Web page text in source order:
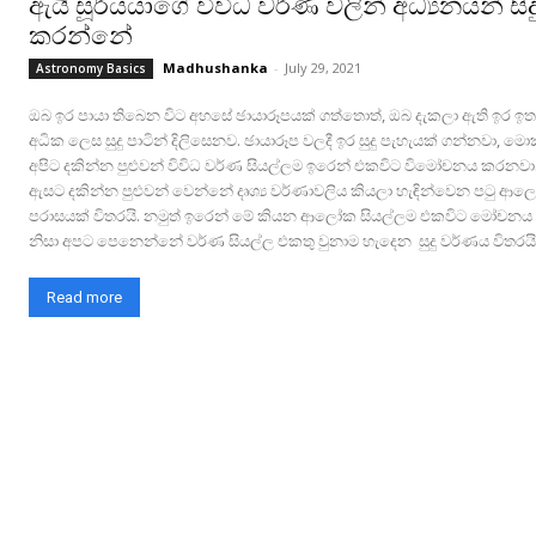
ඇයි සූර්යයාගේ විවිධ වර්ණ වලින් අධ්‍යනයන්
කරන්නේ
Astronomy Basics Madhushanka - July 29, 2021
ඔබ ඉර පායා තිබෙන විට අහසේ ඡායාරූපයක් ගත්තොත්, ඔබ දැකලා ඇති ඉර
අධික ලෙස සුදු පාටින් දිලිසෙනව. ඡායාරූප වලදී ඉර සුදු පැහැයක් ගන්නවා,
අපිට දකින්න පුළුවන් විවිධ වර්ණ සියල්ලම ඉරෙන් එකවිට විමෝචනය
ඇසට දකින්න පුළුවන් වෙන්නේ දෘශ්‍ය වර්ණාවලිය කියලා හැඳින්වෙන පටු
පරාසයක් විතරයි. නමුත් ඉරෙන් මේ කියන ආලෝක සියල්ලම එකවිට
නිසා අපට පෙනෙන්නේ වර්ණ සියල්ල එකතු වුනාම හැදෙන සුදු වර්ණය
Read more